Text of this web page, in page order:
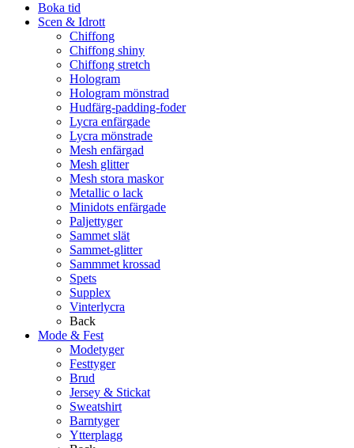
Boka tid
Scen & Idrott
Chiffong
Chiffong shiny
Chiffong stretch
Hologram
Hologram mönstrad
Hudfärg-padding-foder
Lycra enfärgade
Lycra mönstrade
Mesh enfärgad
Mesh glitter
Mesh stora maskor
Metallic o lack
Minidots enfärgade
Paljettyger
Sammet slät
Sammet-glitter
Sammmet krossad
Spets
Supplex
Vinterlycra
Back
Mode & Fest
Modetyger
Festtyger
Brud
Jersey & Stickat
Sweatshirt
Barntyger
Ytterplagg